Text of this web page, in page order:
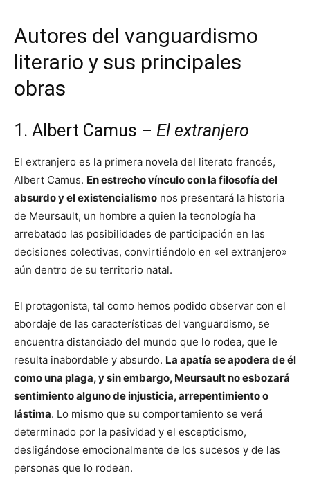
Autores del vanguardismo
literario y sus principales
obras
1. Albert Camus – El extranjero
El extranjero es la primera novela del literato francés,
Albert Camus. En estrecho vínculo con la filosofía del
absurdo y el existencialismo nos presentará la historia
de Meursault, un hombre a quien la tecnología ha
arrebatado las posibilidades de participación en las
decisiones colectivas, convirtiéndolo en «el extranjero»
aún dentro de su territorio natal.
El protagonista, tal como hemos podido observar con el
abordaje de las características del vanguardismo, se
encuentra distanciado del mundo que lo rodea, que le
resulta inabordable y absurdo. La apatía se apodera de él
como una plaga, y sin embargo, Meursault no esbozará
sentimiento alguno de injusticia, arrepentimiento o
lástima. Lo mismo que su comportamiento se verá
determinado por la pasividad y el escepticismo,
desligándose emocionalmente de los sucesos y de las
personas que lo rodean.